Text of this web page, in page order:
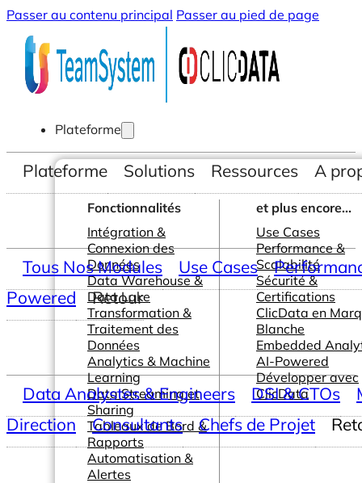
Passer au contenu principal Passer au pied de page
Plateforme
Fonctionnalités
Intégration &
Connexion des
Données
Data Warehouse &
Data Lake
Transformation &
Traitement des
Données
Analytics & Machine
Learning
Data Streaming et
Sharing
Tableaux de Bord &
Rapports
Automatisation &
Alertes
et plus encore...
Use Cases
Performance &
Scalabilité
Sécurité &
Certifications
ClicData en
Blanche
Embedded
AI-Powered
Développer avec
ClicData
Plateforme Solutions Ressources A
Tous Nos Modules Use Cases
Powered
Retour
Data Analystes & Engineers DSI & CTOs
Direction
Consultants Chefs de Projet